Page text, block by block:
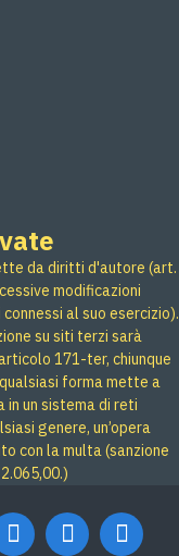
da diritti d'autore (art.
modificazioni
al suo esercizio).
su siti terzi sarà
171-ter, chiunque
forma mette a
in un sistema di reti
genere, un’opera
con la multa (sanzione